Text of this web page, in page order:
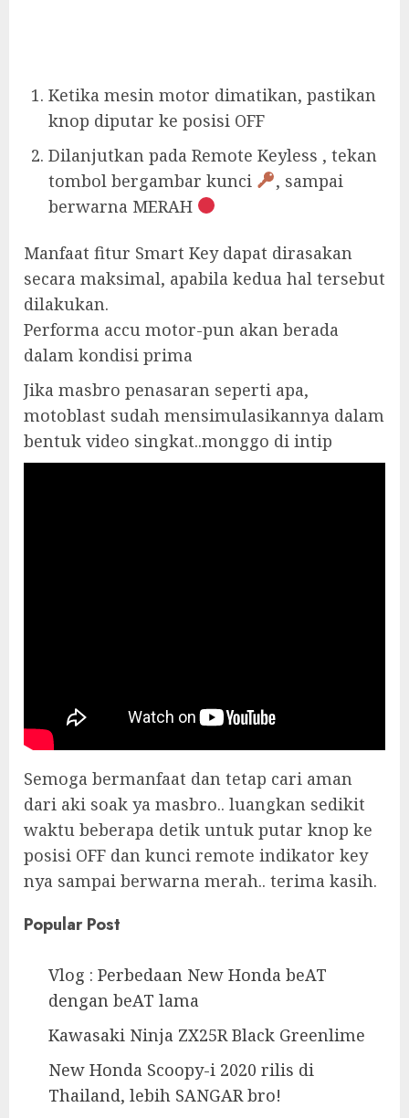
Ketika mesin motor dimatikan, pastikan
knop diputar ke posisi OFF
Dilanjutkan pada Remote Keyless , tekan
tombol bergambar kunci
, sampai
berwarna MERAH
Manfaat fitur Smart Key dapat dirasakan
secara maksimal, apabila kedua hal tersebut
dilakukan.
Performa accu motor-pun akan berada
dalam kondisi prima
Jika masbro penasaran seperti apa,
motoblast sudah mensimulasikannya dalam
bentuk video singkat..monggo di intip
Semoga bermanfaat dan tetap cari aman
dari aki soak ya masbro.. luangkan sedikit
waktu beberapa detik untuk putar knop ke
posisi OFF dan kunci remote indikator key
nya sampai berwarna merah.. terima kasih.
Popular Post
Vlog : Perbedaan New Honda beAT
dengan beAT lama
Kawasaki Ninja ZX25R Black Greenlime
New Honda Scoopy-i 2020 rilis di
Thailand, lebih SANGAR bro!